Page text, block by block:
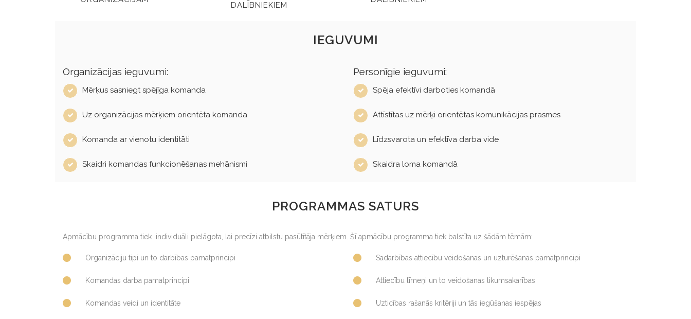
DALĪBNIEKIEM
IEGUVUMI
Organizācijas ieguvumi:
Mērķus sasniegt spējīga komanda
Uz organizācijas mērķiem orientēta komanda
Komanda ar vienotu identitāti
Skaidri komandas funkcionēšanas mehānismi
Personīgie ieguvumi:
Spēja efektīvi darboties komandā
Attīstītas uz mērķi orientētas komunikācijas prasmes
Līdzsvarota un efektīva darba vide
Skaidra loma komandā
PROGRAMMAS SATURS
Apmācību programma tiek individuāli pielāgota, lai precīzi atbilstu pasūtītāja mērķiem. Šī apmācību programma tiek balstīta uz šādām tēmām:
Organizāciju tipi un to darbības pamatprincipi
Komandas darba pamatprincipi
Komandas veidi un identitāte
Sadarbības attiecību veidošanas un uzturēšanas pamatprincipi
Attiecību līmeņi un to veidošanas likumsakarības
Uzticības rašanās kritēriji un tās iegūšanas iespējas